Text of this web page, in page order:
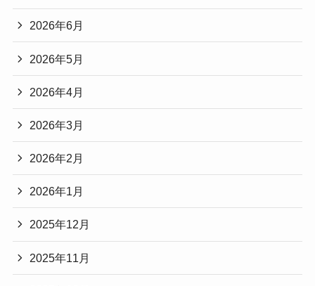
2026年6月
2026年5月
2026年4月
2026年3月
2026年2月
2026年1月
2025年12月
2025年11月